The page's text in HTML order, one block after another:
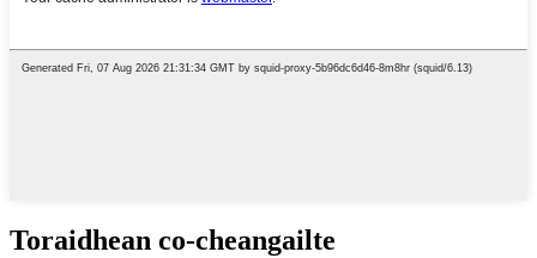
Toraidhean co-cheangailte